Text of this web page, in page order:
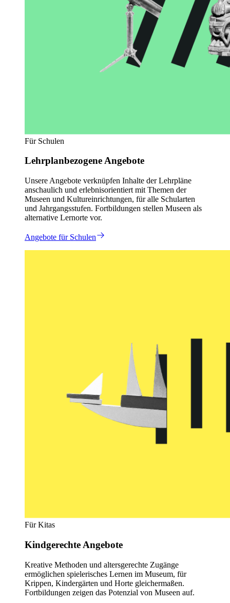
Für Schulen
Lehrplanbezogene Angebote
Unsere Angebote verknüpfen Inhalte der Lehrpläne
anschaulich und erlebnisorientiert mit Themen der
Museen und Kultureinrichtungen, für alle Schularten
und Jahrgangsstufen. Fortbildungen stellen Museen als
alternative Lernorte vor.
Angebote für Schulen
Für Kitas
Kindgerechte Angebote
Kreative Methoden und altersgerechte Zugänge
ermöglichen spielerisches Lernen im Museum, für
Krippen, Kindergärten und Horte gleichermaßen.
Fortbildungen zeigen das Potenzial von Museen auf.